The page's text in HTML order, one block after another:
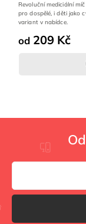
od 209 Kč
Revoluční mediciální
pro dospělé, i děti jako
variant v nabídce.